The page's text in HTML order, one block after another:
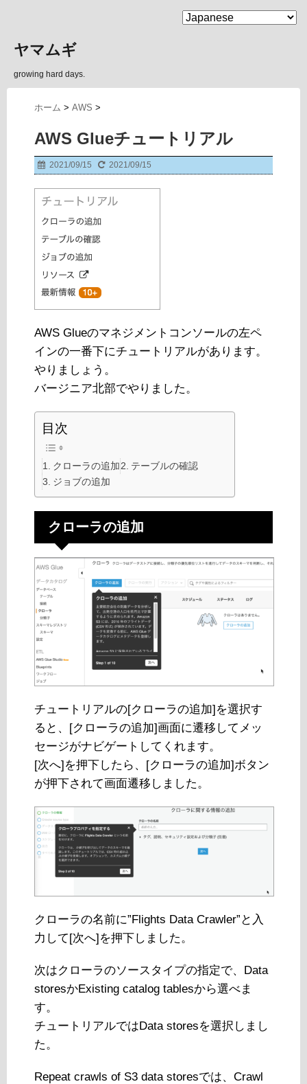
MENU
ヤマムギ
growing hard days.
ホーム > AWS >
AWS Glueチュートリアル
2021/09/15 2021/09/15
AWS Glueのマネジメントコンソールの左ペ
インの一番下にチュートリアルがあります。
やりましょう。
バージニア北部でやりました。
目次
クローラの追加
テーブルの確認
ジョブの追加
クローラの追加
チュートリアルの[クローラの追加]を選択す
ると、[クローラの追加]画面に遷移してメッ
セージがナビゲートしてくれます。
[次へ]を押下したら、[クローラの追加]ボタン
が押下されて画面遷移しました。
クローラの名前に”Flights Data Crawler”と入
力して[次へ]を押下しました。
次はクローラのソースタイプの指定で、Data
storesかExisting catalog tablesから選べま
す。
チュートリアルではData storesを選択しまし
た。
Repeat crawls of S3 data storesでは、Crawl